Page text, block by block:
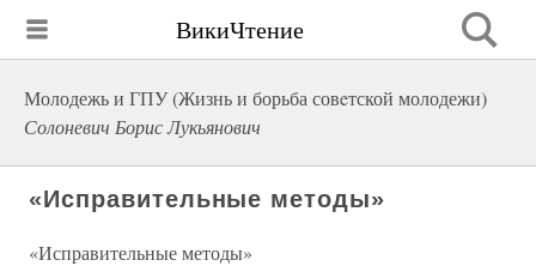
ВикиЧтение
Молодежь и ГПУ (Жизнь и борьба совeтской молодежи)
Солоневич Борис Лукьянович
«Исправительные методы»
«Исправительные методы»